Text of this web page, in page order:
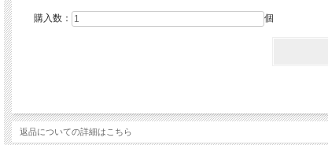
購入数： 個
返品についての詳細はこちら